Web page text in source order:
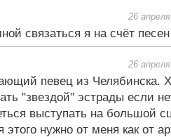
26
связаться я на счёт песен
26
певец из Челябинска.
"звездой" эстрады если
выступать на большой
нужно от меня как от